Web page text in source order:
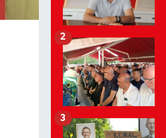
2
3